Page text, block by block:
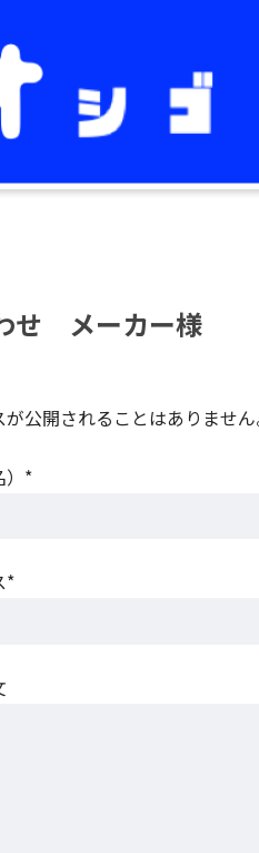
せ メーカー様
公開されることはありませ
）*
*